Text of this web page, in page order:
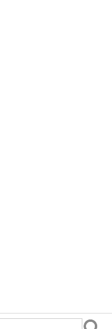
mit den
am 21.02.2020
Sie
zur Online-
owered byKomm.ONE